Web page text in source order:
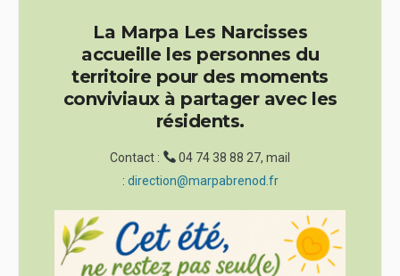
La Marpa Les Narcisses
accueille les personnes du
territoire pour des moments
conviviaux à partager avec les
résidents.
Contact :
04 74 38 88 27, mail
: direction@marpabrenod.fr